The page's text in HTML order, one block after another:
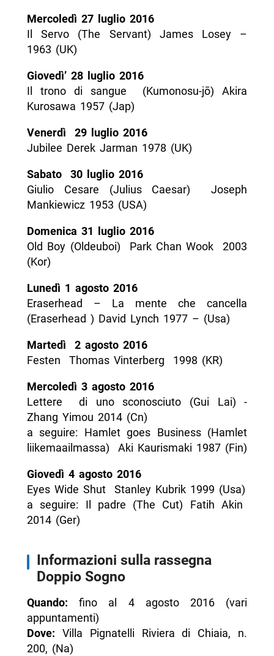
Mercoledì 27 luglio 2016
Il Servo (The Servant)­ James Losey –
1963 (UK)
Giovedì’ 28 luglio 2016
Il trono di sangue (Kumonosu-­jō) Akira
Kurosawa 1957 (Jap)
Venerdì 29 luglio 2016
Jubilee ­Derek Jarman 1978 (UK)
Sabato 30 luglio 2016
Giulio Cesare (Julius Caesar) ­ Joseph
Mankiewicz 1953 (USA)
Domenica 31 luglio 2016
Old Boy (Oldeuboi) ­ Park Chan Wook ­ 2003
(Kor)
Lunedì 1 agosto 2016
Eraserhead – La mente che cancella
(Eraserhead ) David Lynch 1977 – (Usa)
Martedì 2 agosto 2016
Festen ­ Thomas Vinterberg ­ 1998 (KR)
Mercoledì 3 agosto 2016
Lettere di uno sconosciuto (Gui Lai) ­
Zhang Yimou 2014 (Cn)
a seguire: Hamlet goes Business (Hamlet
liikemaailmassa) ­ Aki Kaurismaki 1987 (Fin)
Giovedì 4 agosto 2016
Eyes Wide Shut ­ Stanley Kubrik ­1999 (Usa)
a seguire: Il padre (The Cut) Fatih Akin
2014 ­(Ger)
Informazioni sulla rassegna
Doppio Sogno
Quando: fino al 4 agosto 2016 (vari
appuntamenti)
Dove: Villa Pignatelli Riviera di Chiaia, n.
200, (Na)